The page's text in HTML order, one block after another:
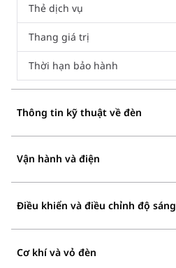
Thẻ dịch vụ
Thang giá trị
Thời hạn bảo hành
Thông tin kỹ thuật về đèn
Vận hành và điện
Điều khiển và điều chỉnh độ sáng
Cơ khí và vỏ đèn